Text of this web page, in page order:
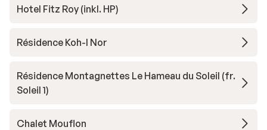
Hotel Fitz Roy (inkl. HP)
Résidence Koh-I Nor
Résidence Montagnettes Le Hameau du Soleil (fr.
Soleil 1)
Chalet Mouflon